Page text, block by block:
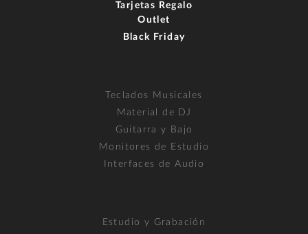
Tarjetas Regalo
Outlet
Black Friday
Teclados Musicales
Material de DJ
Guitarra y Bajo
Monitores de Estudio
Interfaces de Audio
Estudio y Grabación